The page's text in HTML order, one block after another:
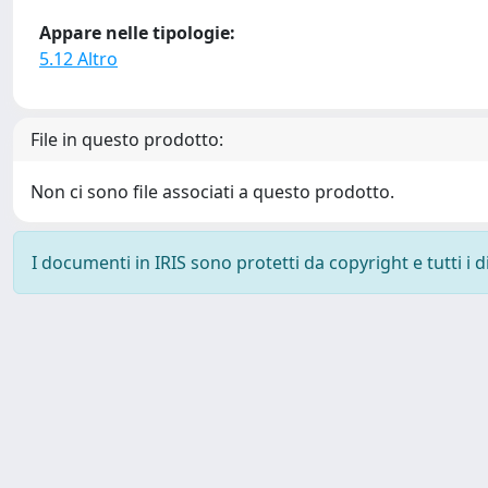
Appare nelle tipologie:
5.12 Altro
File in questo prodotto:
Non ci sono file associati a questo prodotto.
I documenti in IRIS sono protetti da copyright e tutti i